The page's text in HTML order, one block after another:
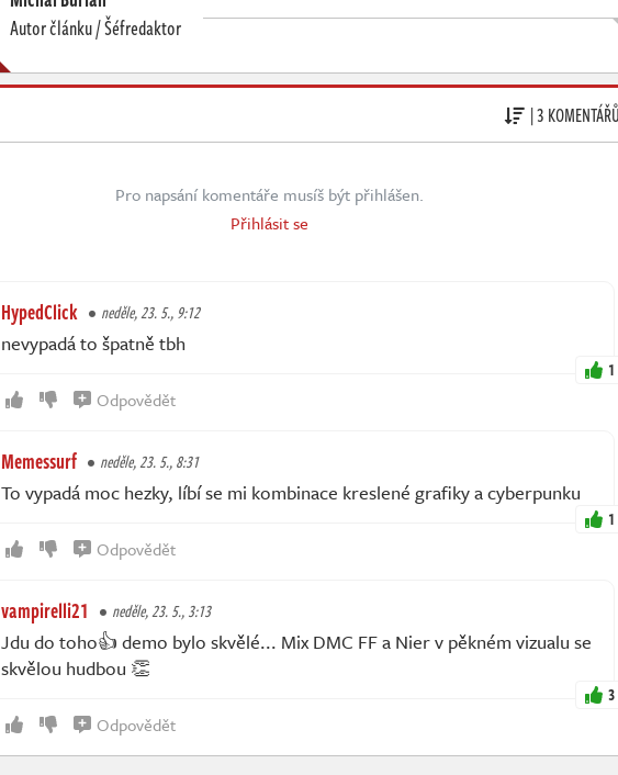
Autor článku / Šéfredaktor
| 3 KOMENTÁŘŮ
Pro napsání komentáře musíš být přihlášen.
Přihlásit se
HypedClick neděle, 23. 5., 9:12
nevypadá to špatně tbh
1
Odpovědět
Memessurf neděle, 23. 5., 8:31
To vypadá moc hezky, líbí se mi kombinace kreslené grafiky a cyberpunku
1
Odpovědět
vampirelli21 neděle, 23. 5., 3:13
Jdu do toho👍 demo bylo skvělé... Mix DMC FF a Nier v pěkném vizualu se
skvělou hudbou 👏
3
Odpovědět